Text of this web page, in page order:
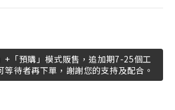
+「預購」模式販售，追加期7-25個工
等待者再下單，謝謝您的支持及配合。